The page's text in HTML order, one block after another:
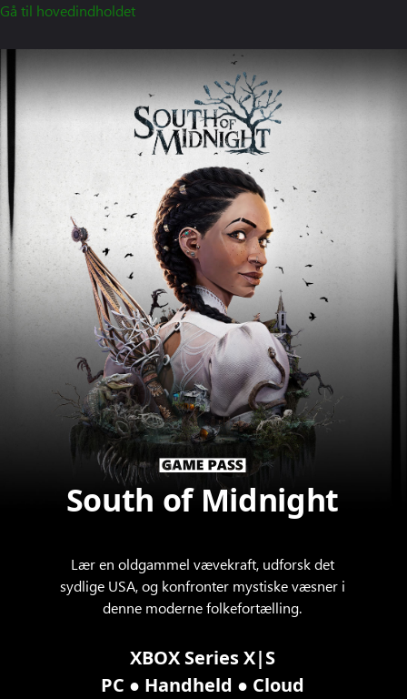
Gå til hovedindholdet
South of Midnight
Lær en oldgammel vævekraft, udforsk det
sydlige USA, og konfronter mystiske væsner i
denne moderne folkefortælling.
XBOX Series X|S
PC ● Handheld ● Cloud